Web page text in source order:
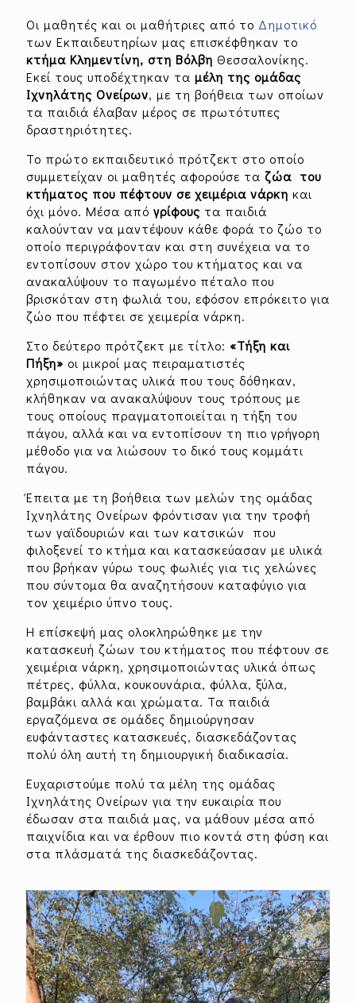
Οι μαθητές και οι μαθήτριες από το Δημοτικό
των Εκπαιδευτηρίων μας επισκέφθηκαν το
κτήμα Κλημεντίνη, στη Βόλβη Θεσσαλονίκης.
Εκεί τους υποδέχτηκαν τα μέλη της ομάδας
Ιχνηλάτης Ονείρων, με τη βοήθεια των οποίων
τα παιδιά έλαβαν μέρος σε πρωτότυπες
δραστηριότητες.
Το πρώτο εκπαιδευτικό πρότζεκτ στο οποίο
συμμετείχαν οι μαθητές αφορούσε τα ζώα του
κτήματος που πέφτουν σε χειμέρια νάρκη και
όχι μόνο. Μέσα από γρίφους τα παιδιά
καλούνταν να μαντέψουν κάθε φορά το ζώο το
οποίο περιγράφονταν και στη συνέχεια να το
εντοπίσουν στον χώρο του κτήματος και να
ανακαλύψουν το παγωμένο πέταλο που
βρισκόταν στη φωλιά του, εφόσον επρόκειτο για
ζώο που πέφτει σε χειμερία νάρκη.
Στο δεύτερο πρότζεκτ με τίτλο: «Τήξη και
Πήξη» οι μικροί μας πειραματιστές
χρησιμοποιώντας υλικά που τους δόθηκαν,
κλήθηκαν να ανακαλύψουν τους τρόπους με
τους οποίους πραγματοποιείται η τήξη του
πάγου, αλλά και να εντοπίσουν τη πιο γρήγορη
μέθοδο για να λιώσουν το δικό τους κομμάτι
πάγου.
Έπειτα με τη βοήθεια των μελών της ομάδας
Ιχνηλάτης Ονείρων φρόντισαν για την τροφή
των γαϊδουριών και των κατσικών που
φιλοξενεί το κτήμα και κατασκεύασαν με υλικά
που βρήκαν γύρω τους φωλιές για τις χελώνες
που σύντομα θα αναζητήσουν καταφύγιο για
τον χειμέριο ύπνο τους.
Η επίσκεψή μας ολοκληρώθηκε με την
κατασκευή ζώων του κτήματος που πέφτουν σε
χειμέρια νάρκη, χρησιμοποιώντας υλικά όπως
πέτρες, φύλλα, κουκουνάρια, φύλλα, ξύλα,
βαμβάκι αλλά και χρώματα. Τα παιδιά
εργαζόμενα σε ομάδες δημιούργησαν
ευφάνταστες κατασκευές, διασκεδάζοντας
πολύ όλη αυτή τη δημιουργική διαδικασία.
Ευχαριστούμε πολύ τα μέλη της ομάδας
Ιχνηλάτης Ονείρων για την ευκαιρία που
έδωσαν στα παιδιά μας, να μάθουν μέσα από
παιχνίδια και να έρθουν πιο κοντά στη φύση και
στα πλάσματά της διασκεδάζοντας.